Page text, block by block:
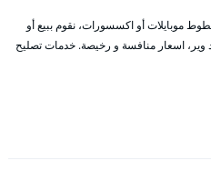
موبايلات أو اكسسورات، نقوم ببيع أو
وير، اسعار منافسة و رخيصة. خدمات تصليح